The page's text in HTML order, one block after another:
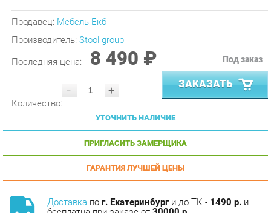
Производитель:
Stool group
Последняя цена: 8 490 ₽
- +
ЗАКАЗАТЬ
УТОЧНИТЬ НАЛИЧИЕ
ПРИГЛАСИТЬ ЗАМЕРЩИКА
ГАРАНТИЯ ЛУЧШЕЙ ЦЕНЫ
пог. Екатеринбурги до ТК -
бесплатна при заказе от30000 р.